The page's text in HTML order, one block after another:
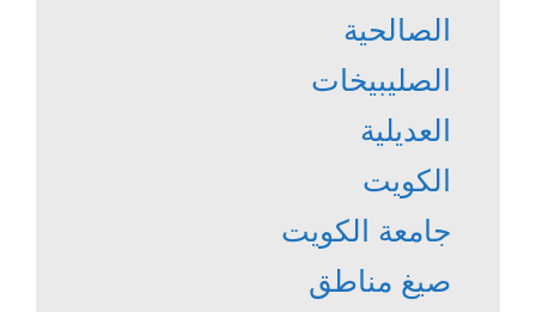
الصالحية
الصليبيخات
العديلية
الكويت
جامعة الكويت
صيغ مناطق